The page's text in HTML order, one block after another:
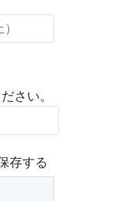
さい。
存する